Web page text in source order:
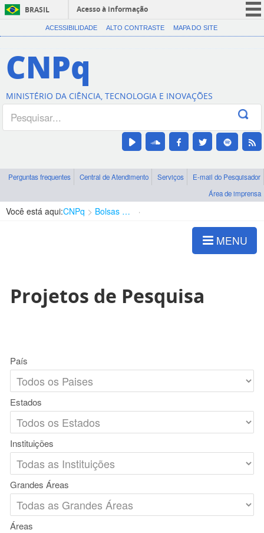
BRASIL
Acesso à informação
CORONAVÍRUS (COVID-19)
Canais
ACESSIBILIDADE ALTO CONTRASTE MAPA DO SITE
CNPq
MINISTÉRIO DA CIÊNCIA, TECNOLOGIA E INOVAÇÕES
Perguntas frequentes Central de Atendimento Serviços
E-mail do Pesquisador
Área de imprensa
Você está aqui:CNPq Bolsas e Auxílios Vigentes
MENU
Projetos de Pesquisa
País
Estados
Instituições
Grandes Áreas
Áreas